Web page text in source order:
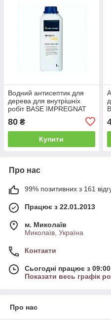
Водний антисептик для
дерева для внутрішніх
робіт BASE IMPREGNAT
Bionic-House готовий до
застосування 1л
80 ₴
Купити
Про нас
99% позитивних з 161
Працює з 22.01.2013
м. Миколаїв
Миколаїв, Україна
Контакти
Сьогодні працює з
Показати весь графік
Про нас